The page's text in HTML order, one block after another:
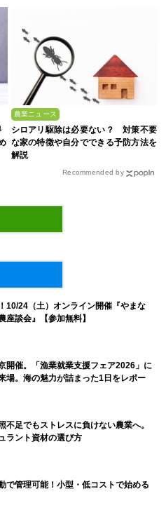
農業ニュース
シロアリ駆除は必要ない？ 対策不要
な家の特徴や自分でできる予防方法を
解説
Recommended by
10/24（土）オンライン開催『やまな
座談会』【参加無料】
開催。「漁業就業支援フェア2026」に
場。海の魅力が詰まった1日をレポー
不足でもストレスに負けない農業へ。
ラント資材の選び方
で管理可能！小型・低コストで始める